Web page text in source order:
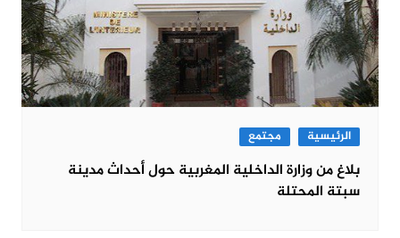
الرئيسية مجتمع
بلاغ من وزارة الداخلية المغربية حول أحداث مدينة
سبتة المحتلة